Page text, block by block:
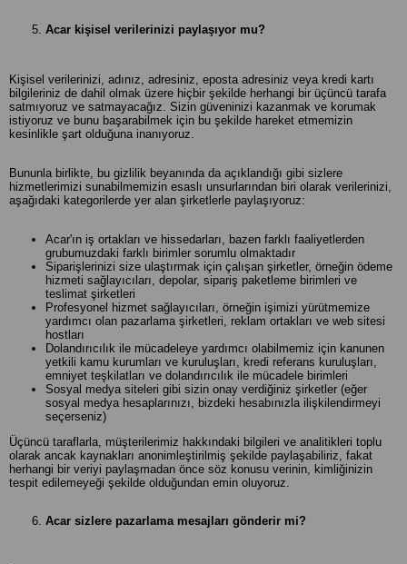
Acar kişisel verilerinizi paylaşıyor mu?
Kişisel verilerinizi, adınız, adresiniz, eposta adresiniz veya kredi kartı
bilgileriniz de dahil olmak üzere hiçbir şekilde herhangi bir üçüncü tarafa
satmıyoruz ve satmayacağız. Sizin güveninizi kazanmak ve korumak
istiyoruz ve bunu başarabilmek için bu şekilde hareket etmemizin
kesinlikle şart olduğuna inanıyoruz.
Bununla birlikte, bu gizlilik beyanında da açıklandığı gibi sizlere
hizmetlerimizi sunabilmemizin esaslı unsurlarından biri olarak verilerinizi,
aşağıdaki kategorilerde yer alan şirketlerle paylaşıyoruz:
Acar'ın iş ortakları ve hissedarları, bazen farklı faaliyetlerden
grubumuzdaki farklı birimler sorumlu olmaktadır
Siparişlerinizi size ulaştırmak için çalışan şirketler, örneğin ödeme
hizmeti sağlayıcıları, depolar, sipariş paketleme birimleri ve
teslimat şirketleri
Profesyonel hizmet sağlayıcıları, örneğin işimizi yürütmemize
yardımcı olan pazarlama şirketleri, reklam ortakları ve web sitesi
hostları
Dolandırıcılık ile mücadeleye yardımcı olabilmemiz için kanunen
yetkili kamu kurumları ve kuruluşları, kredi referans kuruluşları,
emniyet teşkilatları ve dolandırıcılık ile mücadele birimleri
Sosyal medya siteleri gibi sizin onay verdiğiniz şirketler (eğer
sosyal medya hesaplarınızı, bizdeki hesabınızla ilişkilendirmeyi
seçerseniz)
Üçüncü taraflarla, müşterilerimiz hakkındaki bilgileri ve analitikleri toplu
olarak ancak kaynakları anonimleştirilmiş şekilde paylaşabiliriz, fakat
herhangi bir veriyi paylaşmadan önce söz konusu verinin, kimliğinizin
tespit edilemeyeği şekilde olduğundan emin oluyoruz.
Acar sizlere pazarlama mesajları gönderir mi?